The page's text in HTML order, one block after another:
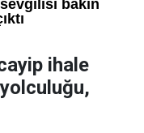
ihale